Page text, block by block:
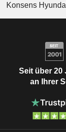
Konsens
Seit über 20
an Ihrer